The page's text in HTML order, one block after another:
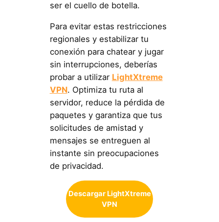
ser el cuello de botella.
Para evitar estas restricciones
regionales y estabilizar tu
conexión para chatear y jugar
sin interrupciones, deberías
probar a utilizar LightXtreme
VPN. Optimiza tu ruta al
servidor, reduce la pérdida de
paquetes y garantiza que tus
solicitudes de amistad y
mensajes se entreguen al
instante sin preocupaciones
de privacidad.
Descargar LightXtreme
VPN